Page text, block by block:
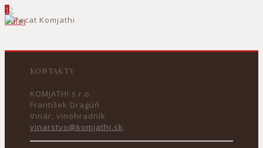
12
Ďalej
KONTAKTY
KOMJATHI s.r.o.
František Dragúň
Vinár, vinohradník
vinarstvo@komjathi.sk